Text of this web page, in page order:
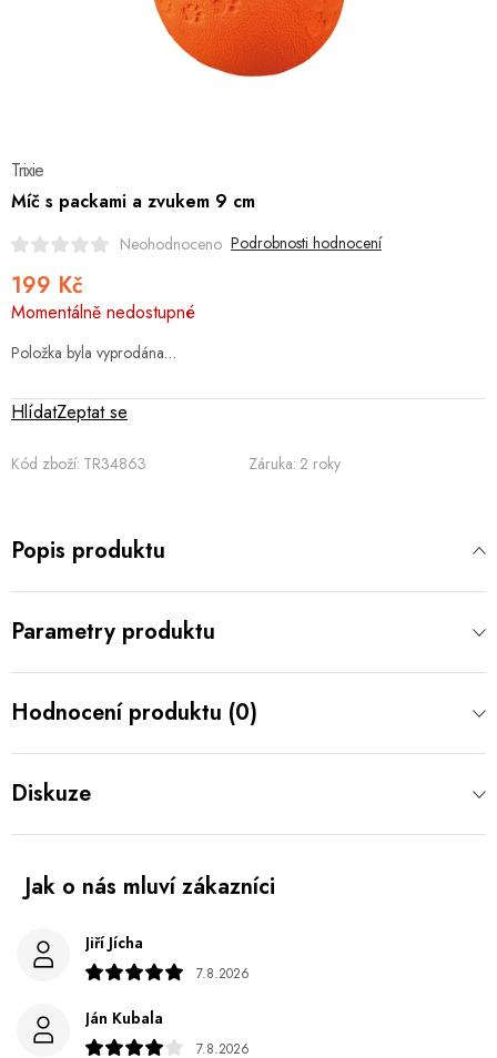
Dětské zboží a hračky
Akční ceny
Půjčovna
Vrácení a reklamace
Podmínky ochrany osobních údajů
Obchodní podmínky pro podnikatele
199 Kč
cena:
Položka byla vyprodána…
Momentálně nedostupné
Kód zboží: TR34863 Záruka: 2 roky
Zeptat se
Hlídat
Trixie
Míč s packami a zvukem 9 cm
Neohodnoceno Podrobnosti hodnocení
Popis produktu
Parametry produktu
Hodnocení produktu (0)
Diskuze
Jiří Jícha
7.8.2026
Ján Kubala
7.8.2026